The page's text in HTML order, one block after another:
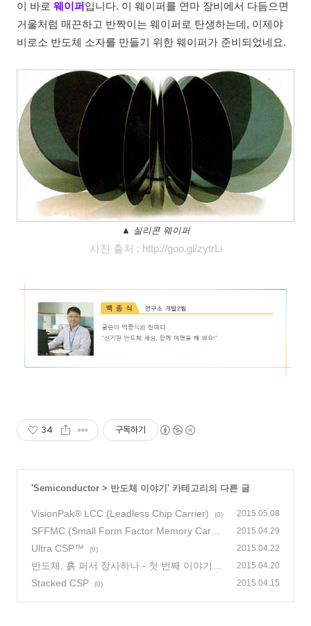
이 바로 웨이퍼 입니다. 이 웨이퍼를 연마 장비에서 다듬으면
거울처럼 매끈하고 반짝이는 웨이퍼로 탄생하는데, 이제야
비로소 반도체 소자를 만들기 위한 웨이퍼가 준비되었네요.
▲ 실리콘 웨이퍼
사진 출처 : http://goo.gl/zytrLi
34 구독하기
'Semiconductor > 반도체 이야기 ' 카테고리의 다른 글
VisionPak® LCC (Leadless Chip Carrier) (0) 2015.05.08
SFFMC (Small Form Factor Memory Card
s)
(0)
2015.04.29
Ultra CSP™ (0) 2015.04.22
반도체, 흙 퍼서 장사하나 - 첫 번째 이야기
(2)
2015.04.20
Stacked CSP (0) 2015.04.15